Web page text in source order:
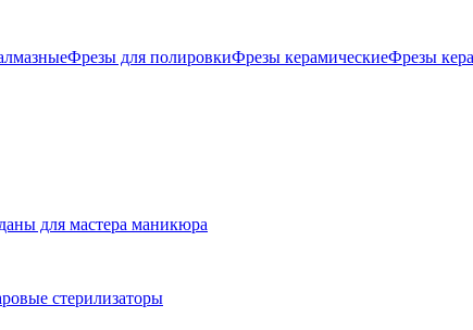
Фрезы для полировкиФрезы керамическиеФрезы
для мастера маникюра
стерилизаторы